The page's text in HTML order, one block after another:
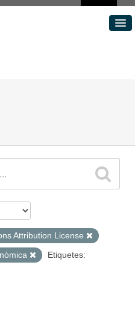
Attribution License
Etiquetes: